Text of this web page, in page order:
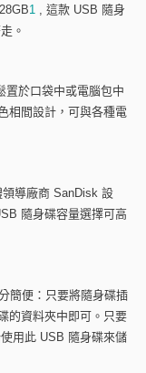
1 這款 USB 隨身
。
置於口袋中或電腦包中
相間設計，可與各種電
導廠商 SanDisk 設
隨身碟容量選擇可高
簡便：只要將隨身碟插
的資料夾中即可。只要
用此 USB 隨身碟來儲